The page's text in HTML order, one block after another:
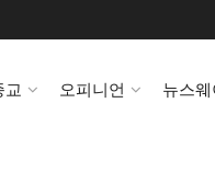
교 오피니언 뉴스